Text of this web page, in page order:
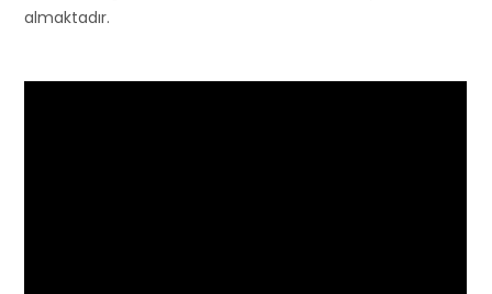
almaktadır.